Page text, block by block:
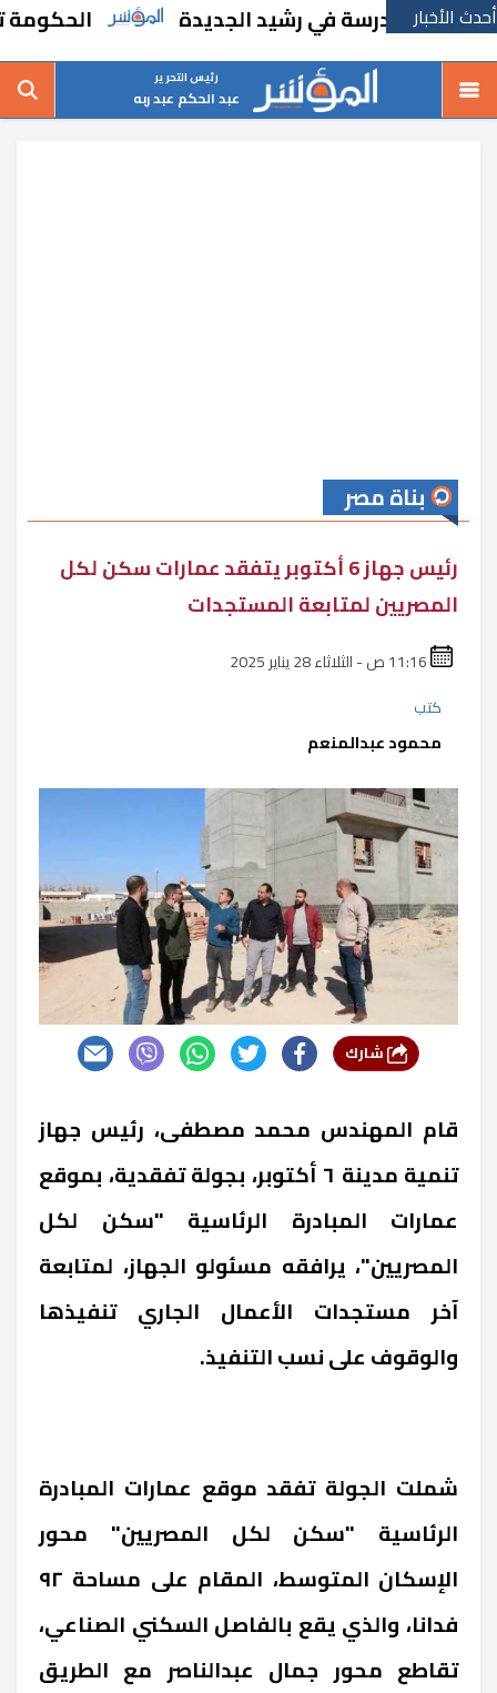
أحدث الأخبارمدرسة في رشيد الجديدة الحكومة تقر
رئيس التحرير
عبد الحكم عبد ربه
بناة مصر
رئيس جهاز 6 أكتوبر يتفقد عمارات سكن لكل
المصريين لمتابعة المستجدات
كتب
محمود عبدالمنعم
قام المهندس محمد مصطفى، رئيس جهاز
تنمية مدينة ٦ أكتوبر، بجولة تفقدية، بموقع
عمارات المبادرة الرئاسية "سكن لكل
المصريين"، يرافقه مسئولو الجهاز، لمتابعة
آخر مستجدات الأعمال الجاري تنفيذها
والوقوف على نسب التنفيذ.
شملت الجولة تفقد موقع عمارات المبادرة
الرئاسية "سكن لكل المصريين" محور
الإسكان المتوسط، المقام على مساحة ٩٢
فدانا، والذي يقع بالفاصل السكني الصناعي،
تقاطع محور جمال عبدالناصر مع الطريق